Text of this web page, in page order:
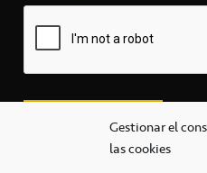
Gestionar el
las cookies